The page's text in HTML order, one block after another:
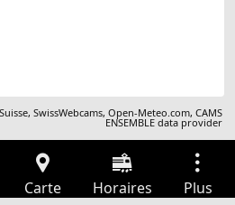
,SwissWebcams,Open-Meteo.com,CAMS
ENSEMBLE data provider
Carte Horaires Plus